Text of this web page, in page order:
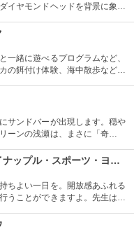
イヤモンドヘッドを背景に象さ
でハワイらしさも楽しめます。
一緒に遊べるプログラムなど、
の餌付け体験、海中散歩など、
ジナルグッズも人気です。
サンドバーが出現します。穏や
ーンの浅瀬は、まさに「奇
用してみて。
チョコレート・パイナップル・スポーツ・ヨガ・スタジオ
ちよい一日を。開放感あふれる
うことができますよ。先生は日
ンも行っているので、初心者は